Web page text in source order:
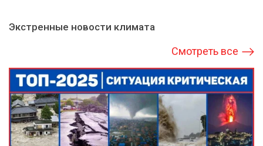
Экстренные новости климата
Смотреть все